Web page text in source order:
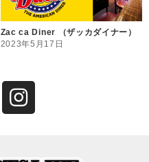
Zac ca Diner （ザッカダイナー）
2023年5月17日